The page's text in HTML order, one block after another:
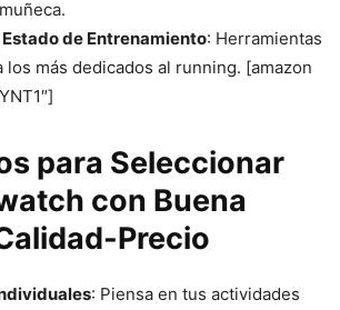
de Entrenamiento: Herramientas
los más dedicados al running. [amazon
para Seleccionar
con Buena
Precio
: Piensa en tus actividades